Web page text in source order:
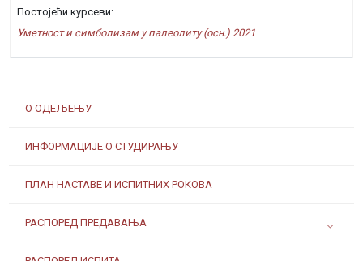
О ОДЕЉЕЊУ
ИНФОРМАЦИЈЕ О СТУДИРАЊУ
ПЛАН НАСТАВЕ И ИСПИТНИХ РОКОВА
РАСПОРЕД ПРЕДАВАЊА
Постојећи курсеви:
Уметност и симболизам у палеолиту (осн.) 2021